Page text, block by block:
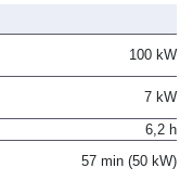
100 kW
7 kW
6,2 h
57 min (50 kW)